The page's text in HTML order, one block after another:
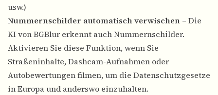
usw.)
Nummernschilder automatisch verwischen – Die
KI von BGBlur erkennt auch Nummernschilder.
Aktivieren Sie diese Funktion, wenn Sie
Straßeninhalte, Dashcam-Aufnahmen oder
Autobewertungen filmen, um die Datenschutzgesetze
in Europa und anderswo einzuhalten.